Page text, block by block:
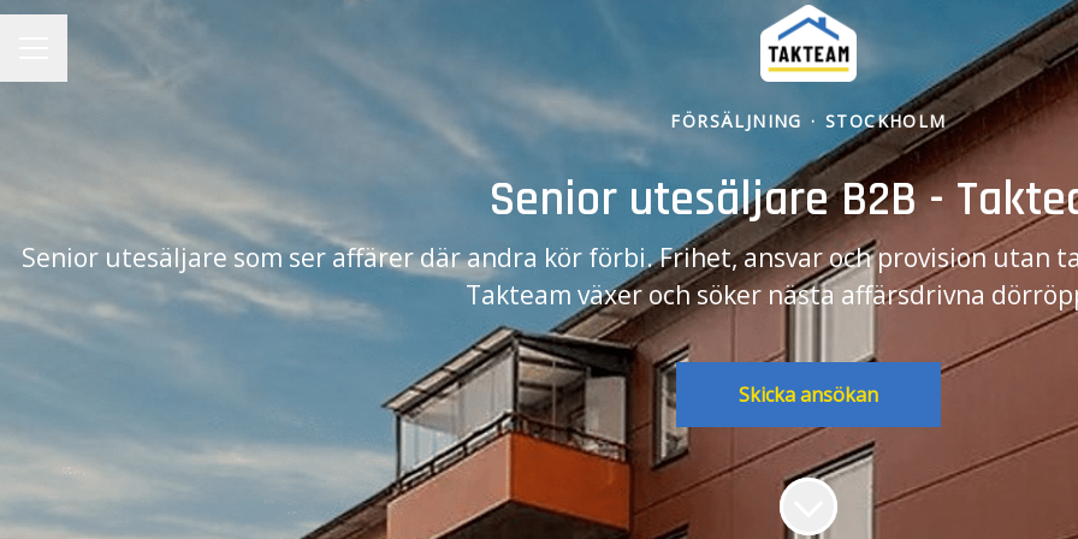
KARRIÄRMENY
FÖRSÄLJNING · STOCKHOLM
Senior utesäljare B2B -
Senior utesäljare som ser affärer där andra kör förbi. Frihet, ansvar och provision utan
Takteam växer och söker nästa affärsdrivna
Skicka ansökan